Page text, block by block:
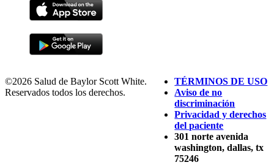
©2026 Salud de Baylor Scott White.
Reservados todos los derechos.
TÉRMINOS DE USO
Aviso de no
discriminación
Privacidad y derechos
del paciente
301 norte avenida
washington, dallas, tx
75246